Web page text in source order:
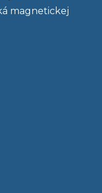
magnetickej